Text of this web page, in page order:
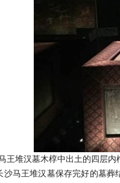
堆汉墓木椁中出土的四层内
王堆汉墓保存完好的墓葬结